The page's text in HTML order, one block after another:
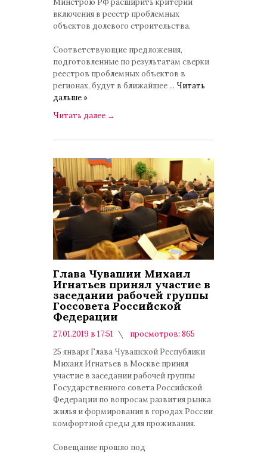
Минстрою РФ расширить критерии
включения в реестр проблемных
объектов долевого строительства.
Соответствующие предложения,
подготовленные по результатам сверки
реестров проблемных объектов в
регионах, будут в ближайшее ... Читать
дальше »
Читать далее →
Глава Чувашии Михаил
Игнатьев принял участие в
заседании рабочей группы
Госсовета Российской
Федерации
27.01.2019 в 17:51
просмотров: 865
25 января Глава Чувашской Республики
Михаил Игнатьев в Москве принял
участие в заседании рабочей группы
Государственного совета Российской
Федерации по вопросам развития рынка
жилья и формирования в городах России
комфортной среды для проживания.
Совещание прошло под